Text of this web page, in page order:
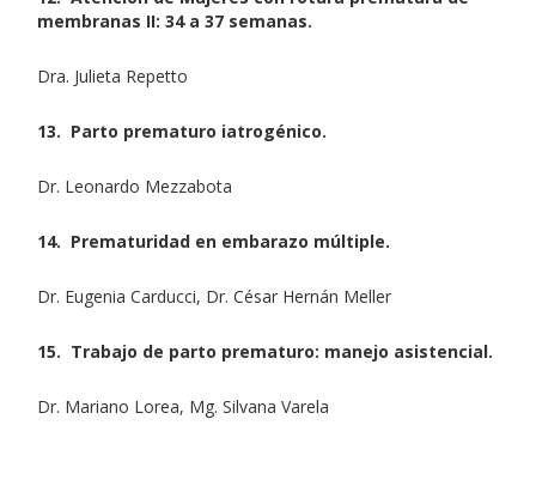
membranas II: 34 a 37 semanas.
Dra. Julieta Repetto
13. Parto prematuro iatrogénico.
Dr. Leonardo Mezzabota
14. Prematuridad en embarazo múltiple.
Dr. Eugenia Carducci, Dr. César Hernán Meller
15. Trabajo de parto prematuro: manejo asistencial.
Dr. Mariano Lorea, Mg. Silvana Varela